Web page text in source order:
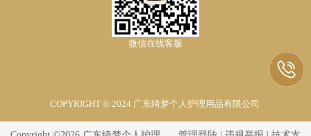
微信在线客服
COPYRIGHT © 2024 广东绮梦个人护理用品有限公司